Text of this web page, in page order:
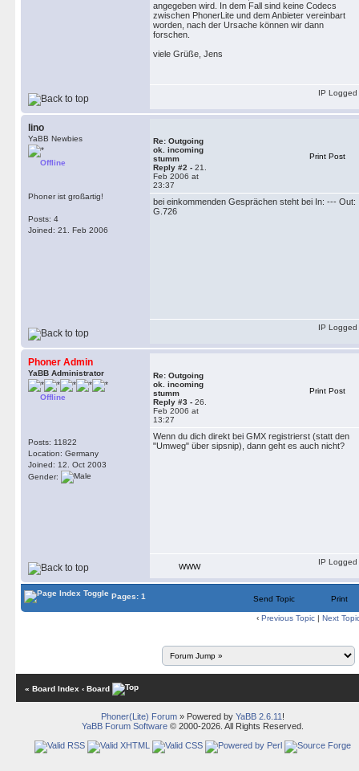
angegeben wird. In dem Fall sind keine Codecs
zwischen PhonerLite und dem Anbieter vereinbart
worden, nach der Ursache können wir dann
forschen.
viele Grüße, Jens
IP Logged
lino
YaBB Newbies
Offline
Phoner ist großartig!
Posts: 4
Joined: 21. Feb 2006
Re: Outgoing
ok. incoming
stumm
Reply #2 - 21.
Feb 2006 at
23:37
Print Post
bei einkommenden Gesprächen steht bei In: --- Out:
G.726
IP Logged
Phoner Admin
YaBB Administrator
Offline
Posts: 11822
Location: Germany
Joined: 12. Oct 2003
Gender:
Re: Outgoing
ok. incoming
stumm
Reply #3 - 26.
Feb 2006 at
13:27
Print Post
Wenn du dich direkt bei GMX registrierst (statt den
"Umweg" über sipsnip), dann geht es auch nicht?
WWW
IP Logged
Pages: 1 Send Topic Print
‹ Previous Topic | Next
« Board Index ‹ Board
Phoner(Lite) Forum» Powered by YaBB 2.6.11 !
YaBB Forum Software© 2000-2026. All Rights Reserved.